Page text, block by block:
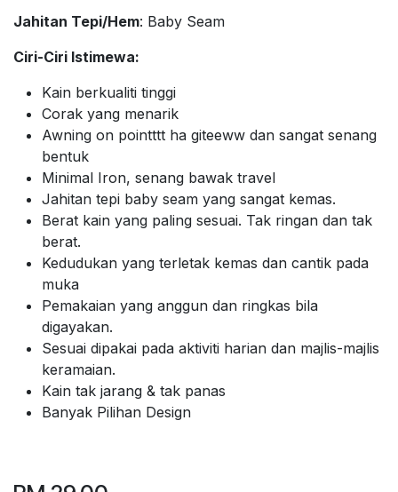
Jahitan Tepi/Hem: Baby Seam
Ciri-Ciri Istimewa:
Kain berkualiti tinggi
Corak yang menarik
Awning on pointttt ha giteeww dan sangat senang
bentuk
Minimal Iron, senang bawak travel
Jahitan tepi baby seam yang sangat kemas.
Berat kain yang paling sesuai. Tak ringan dan tak
berat.
Kedudukan yang terletak kemas dan cantik pada
muka
Pemakaian yang anggun dan ringkas bila
digayakan.
Sesuai dipakai pada aktiviti harian dan majlis-majlis
keramaian.
Kain tak jarang & tak panas
Banyak Pilihan Design